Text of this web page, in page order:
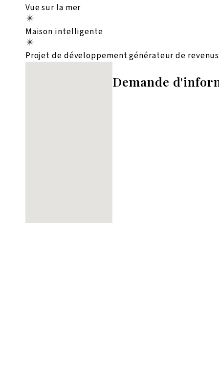
Vue sur la mer
Maison intelligente
Projet de développement générateur de
Demande